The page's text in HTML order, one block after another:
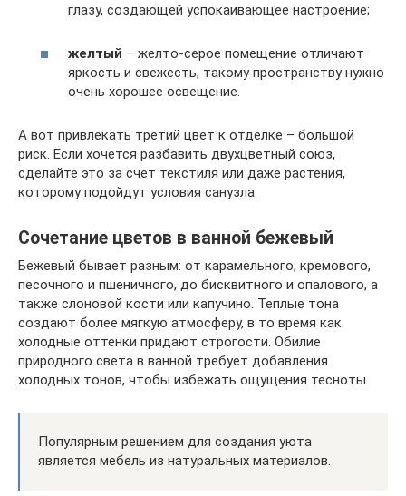
глазу, создающей успокаивающее настроение;
желтый – желто-серое помещение отличают
яркость и свежесть, такому пространству нужно
очень хорошее освещение.
А вот привлекать третий цвет к отделке – большой
риск. Если хочется разбавить двухцветный союз,
сделайте это за счет текстиля или даже растения,
которому подойдут условия санузла.
Сочетание цветов в ванной бежевый
Бежевый бывает разным: от карамельного, кремового,
песочного и пшеничного, до бисквитного и опалового, а
также слоновой кости или капучино. Теплые тона
создают более мягкую атмосферу, в то время как
холодные оттенки придают строгости. Обилие
природного света в ванной требует добавления
холодных тонов, чтобы избежать ощущения тесноты.
Популярным решением для создания уюта
является мебель из натуральных материалов.